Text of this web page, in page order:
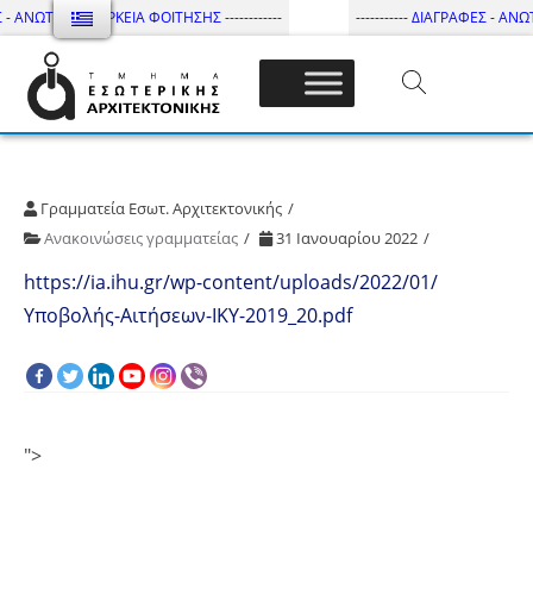
ΔΙΑΡΚΕΙΑ ΦΟΙΤΗΣΗΣ ------------ ----------- ΔΙΑΓΡΑΦΕΣ -
Τμήμα Εσωτ. Αρχιτεκτονικής – ΔΙ.ΠΑ.Ε
Γραμματεία Εσωτ. Αρχιτεκτονικής
Ανακοινώσεις γραμματείας
31 Ιανουαρίου 2022
https://ia.ihu.gr/wp-content/uploads/2022/01/
Υποβολής-Αιτήσεων-IKY-2019_20.pdf
">